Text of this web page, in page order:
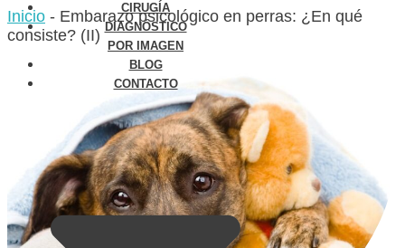
CIRUGÍA
DIAGNÓSTICO
POR IMAGEN
BLOG
CONTACTO
Inicio - Embarazo psicológico en perras: ¿En qué
consiste? (II)